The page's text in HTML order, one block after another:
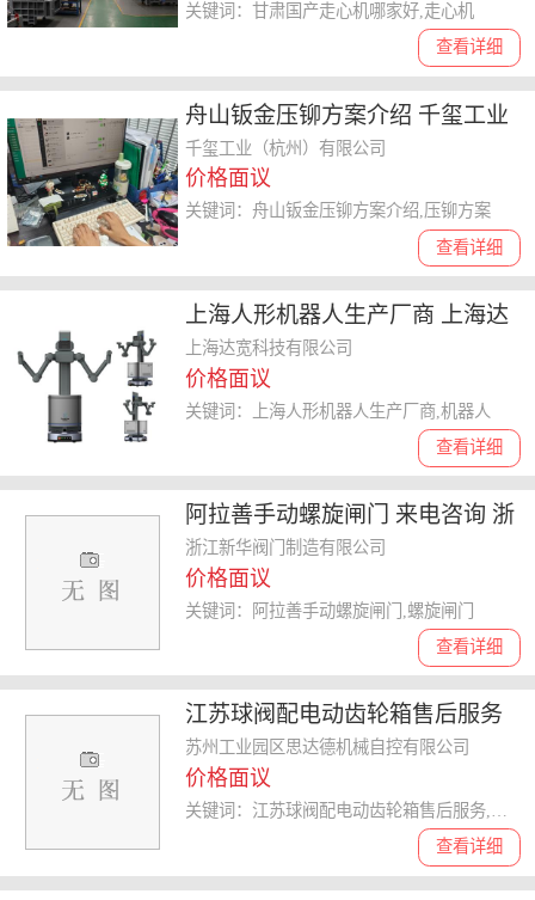
查看详细
关键词：甘肃国产走心机哪家好,走心机
舟山钣金压铆方案介绍 千玺工业
（杭州）供应
千玺工业（杭州）有限公司
价格面议
查看详细
关键词：舟山钣金压铆方案介绍,压铆方案
上海人形机器人生产厂商 上海达
宽科技供应
上海达宽科技有限公司
价格面议
查看详细
关键词：上海人形机器人生产厂商,机器人
阿拉善手动螺旋闸门 来电咨询 浙
江新华阀门制造供应
浙江新华阀门制造有限公司
价格面议
查看详细
关键词：阿拉善手动螺旋闸门,螺旋闸门
江苏球阀配电动齿轮箱售后服务
诚信互利 苏州工业园区思达德机
械自控供应
苏州工业园区思达德机械自控有限公司
价格面议
查看详细